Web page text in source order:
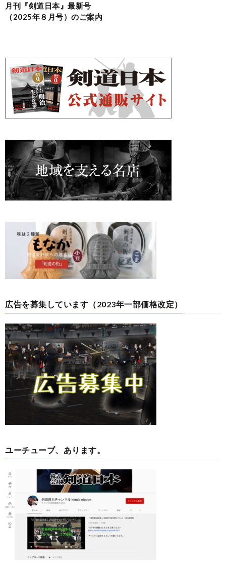
月刊『剣道日本』最新号
（2025年８月号）のご案内
広告を募集しています（2023年一部価格改定）
ユーチューブ、あります。